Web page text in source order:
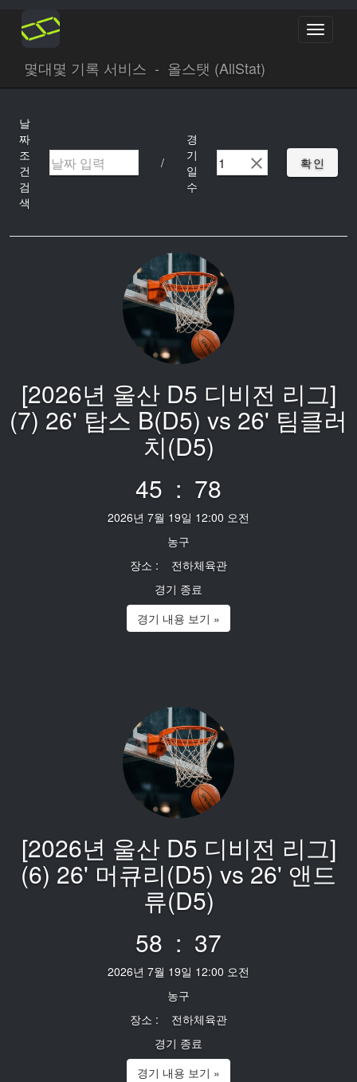
Toggle
몇대몇 기록 서비스 - 올스탯 (AllStat)
날
짜
조
건
검
색
/
경
기
일
수
확인
[2026년 울산 D5 디비전 리그]
(7) 26' 탑스 B(D5) vs 26' 팀클러
치(D5)
45 : 78
2026년 7월 19일 12:00 오전
농구
장소 : 전하체육관
경기 종료
경기 내용 보기 »
[2026년 울산 D5 디비전 리그]
(6) 26' 머큐리(D5) vs 26' 앤드
류(D5)
58 : 37
2026년 7월 19일 12:00 오전
농구
장소 : 전하체육관
경기 종료
경기 내용 보기 »